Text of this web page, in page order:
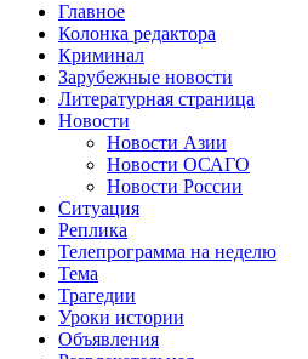
Главное
Колонка редактора
Криминал
Зарубежные новости
Литературная страница
Новости
Новости Азии
Новости ОСАГО
Новости России
Ситуация
Реплика
Телепрограмма на неделю
Тема
Трагедии
Уроки истории
Объявления